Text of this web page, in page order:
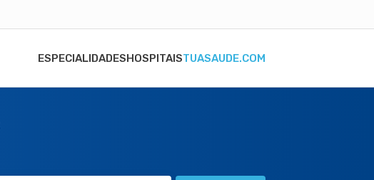
ESPECIALIDADESHOSPITAISTUASAUDE.COM